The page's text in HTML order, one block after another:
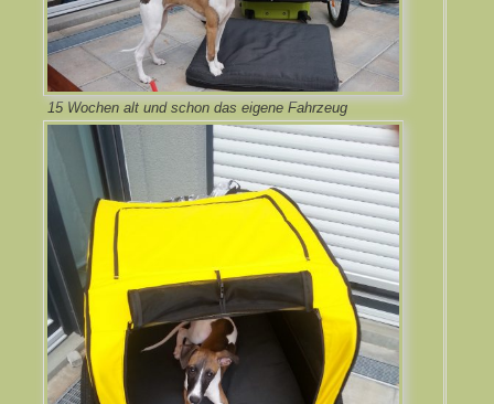
15 Wochen alt und schon das eigene Fahrzeug